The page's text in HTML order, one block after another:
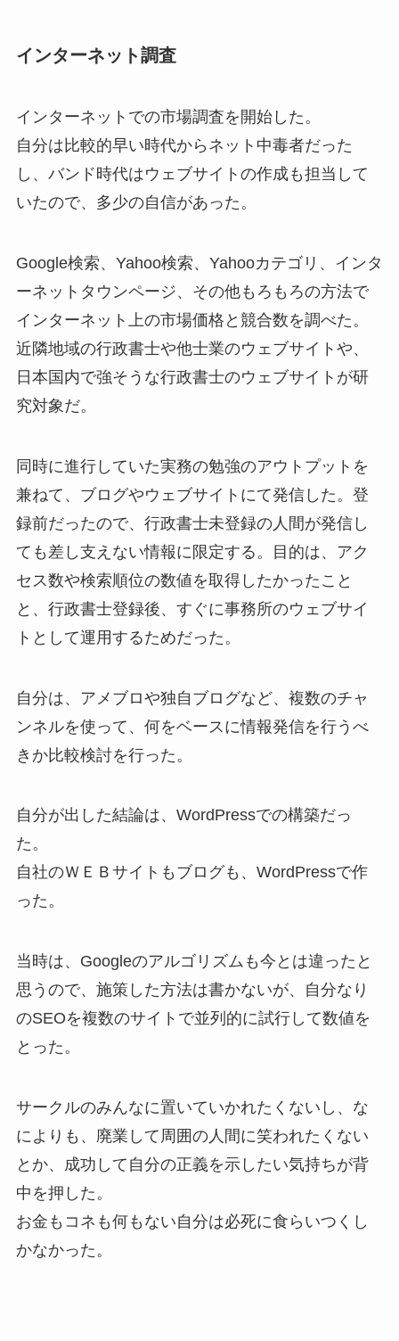
インターネット調査
インターネットでの市場調査を開始した。
自分は比較的早い時代からネット中毒者だった
し、バンド時代はウェブサイトの作成も担当して
いたので、多少の自信があった。
Google検索、Yahoo検索、Yahooカテゴリ、インタ
ーネットタウンページ、その他もろもろの方法で
インターネット上の市場価格と競合数を調べた。
近隣地域の行政書士や他士業のウェブサイトや、
日本国内で強そうな行政書士のウェブサイトが研
究対象だ。
同時に進行していた実務の勉強のアウトプットを
兼ねて、ブログやウェブサイトにて発信した。登
録前だったので、行政書士未登録の人間が発信し
ても差し支えない情報に限定する。目的は、アク
セス数や検索順位の数値を取得したかったこと
と、行政書士登録後、すぐに事務所のウェブサイ
トとして運用するためだった。
自分は、アメブロや独自ブログなど、複数のチャ
ンネルを使って、何をベースに情報発信を行うべ
きか比較検討を行った。
自分が出した結論は、WordPressでの構築だっ
た。
自社のＷＥＢサイトもブログも、WordPressで作
った。
当時は、Googleのアルゴリズムも今とは違ったと
思うので、施策した方法は書かないが、自分なり
のSEOを複数のサイトで並列的に試行して数値を
とった。
サークルのみんなに置いていかれたくないし、な
によりも、廃業して周囲の人間に笑われたくない
とか、成功して自分の正義を示したい気持ちが背
中を押した。
お金もコネも何もない自分は必死に食らいつくし
かなかった。